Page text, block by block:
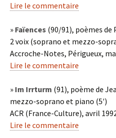
Lire le commentaire
» Faïences (90/91), poèmes de
2 voix (soprano et mezzo-
Accroche-Notes, Périgueux,
Lire le commentaire
» Im Irrturm (91), poème de
mezzo-soprano et piano (5′)
ACR (France-Culture), avril
Lire le commentaire